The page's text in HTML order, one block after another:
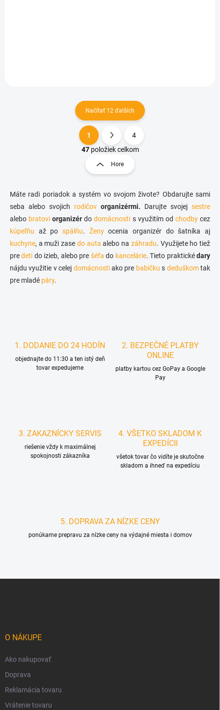
O
v
á
d
c
i
e
p
r
v
y
v
Načítať 12 ďalších
S
t
r
á
k
o
v
n
i
e
1
4
47položiek celkom
Hore
Máte radi poriadok a systém vo svojom živote? Obdarujte sami
seba alebo svojich rodičov organizérmi. Darujte svojej sestre
alebo bratovi organizér dodomácnosti s využitím od chodbycez
kúpeľňu až po spálňu. Ženyocenia organizér do šatníka aj
kuchyne, a muži zase do auta alebo na záhradu. Využijete ho tiež
predeti do izieb, alebo pre šéfa do kancelárie. Tieto praktickédary
nájdu využitie v celej domácnostiako pre babičku s deduškomtak
pre mladé páry.
1. DODANIE DO 24 HODÍN
objednajte do 11:30 a ten istý deň
tovar expedujeme
2. BEZPEČNÉ PLATBY
ONLINE
platby kartou cez GoPay a Google
Pay
3. ZAKAZNÍCKY SERVIS
riešenie vždy k maximálnej
spokojnosti zákazníka
4. VŠETKO SKLADOM K
EXPEDÍCII
všetok tovar čo vidíte je skutočne
skladom a ihneď na expedíciu
5. DOPRAVA ZA NÍZKE CENY
ponúkame prepravu za nízke ceny na výdajné miesta i domov
O NÁKUPE
Ako nakupovať
Doprava
Reklamácia tovaru
Vrátenie tovaru